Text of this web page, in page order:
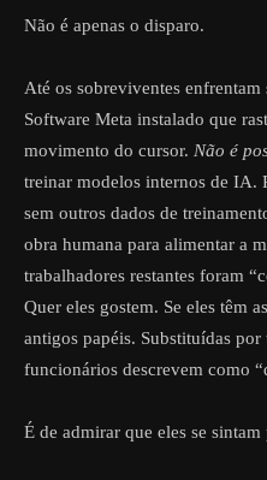
Não é apenas o disparo.
Até os sobreviventes enfrentam
Software Meta instalado que
movimento do cursor. Não é
treinar modelos internos de IA.
sem outros dados de
obra humana para alimentar a
trabalhadores restantes foram
Quer eles gostem. Se eles têm
antigos papéis. Substituídas
funcionários descrevem como
É de admirar que eles se sintam